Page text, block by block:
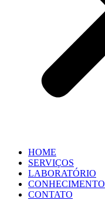
HOME
SERVIÇOS
LABORATÓRIO
CONHECIMENTO
CONTATO